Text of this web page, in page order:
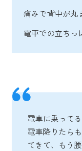
痛みで背中が丸
電車での立ちっ
電車に乗って
電車降りたら
てきて、もう